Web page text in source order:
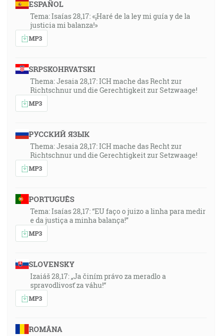
ESPAÑOL
Tema: Isaías 28,17: «¡Haré de la ley mi guía y de la
justicia mi balanza!»
MP3
SRPSKOHRVATSKI
Thema: Jesaia 28,17: ICH mache das Recht zur
Richtschnur und die Gerechtigkeit zur Setzwaage!
MP3
РУССКИЙ ЯЗЫК
Thema: Jesaia 28,17: ICH mache das Recht zur
Richtschnur und die Gerechtigkeit zur Setzwaage!
MP3
PORTUGUÊS
Tema: Isaías 28,17: “EU faço o juizo a linha para medir
e da justiça a minha balança!”
MP3
SLOVENSKY
Izaiáš 28,17: „Ja činím právo za meradlo a
spravodlivosť za váhu!“
MP3
ROMÂNA